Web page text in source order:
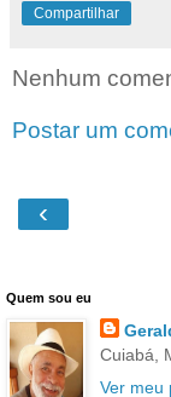
Compartilhar
Nenhum
Postar um
‹
Quem sou eu
Cuiabá,
Ver meu